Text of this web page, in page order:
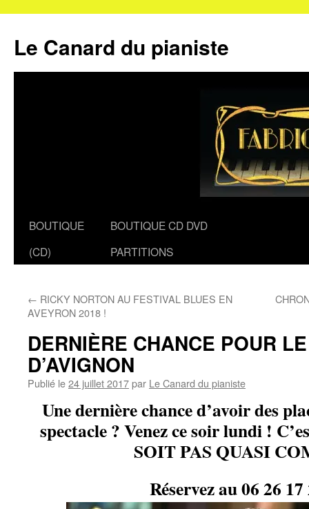
Le Canard du pianiste
Aller
BOUTIQUE
(CD)
BOUTIQUE CD DVD
PARTITIONS
← RICKY NORTON AU FESTIVAL BLUES EN
AVEYRON 2018 !
DERNIÈRE CHANCE POUR
D’AVIGNON
Publié le24 juillet 2017par Le Canard du pianiste
Une dernière chance d’avoir des
spectacle ? Venez ce soir lundi !
SOIT PAS QUASI
Réservez au 06 26